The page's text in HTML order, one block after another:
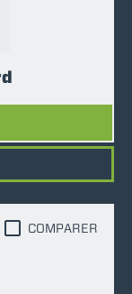
COMPARER